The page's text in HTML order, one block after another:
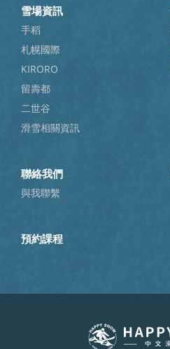
雪場資訊
手稻
札幌國際
KIRORO
留壽都
二世谷
滑雪相關資訊
聯絡我們
與我聯繫
預約課程